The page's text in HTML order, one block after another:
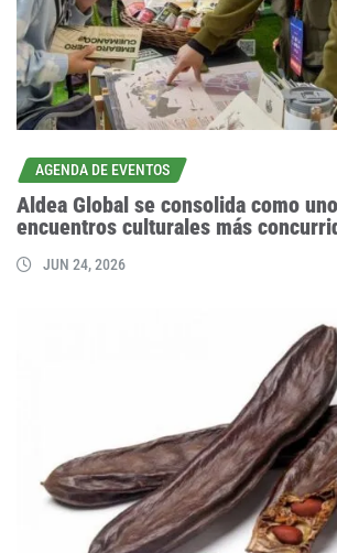
AGENDA DE EVENTOS
Aldea Global se consolida como
encuentros culturales más
JUN 24, 2026